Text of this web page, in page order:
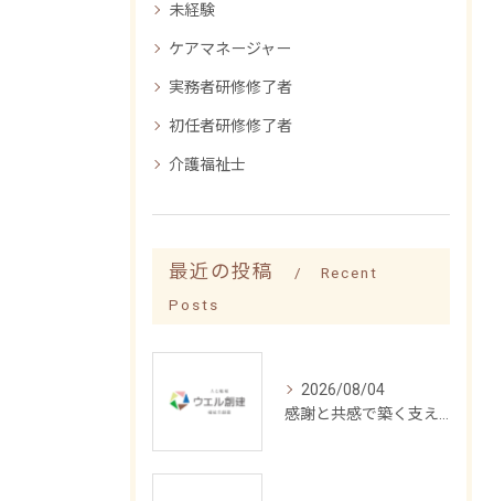
未経験
ケアマネージャー
実務者研修修了者
初任者研修修了者
介護福祉士
最近の投稿
Recent
Posts
2026/08/04